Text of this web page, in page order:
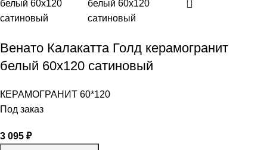
Венато Калакатта Голд керамогранит
белый 60х120 сатиновый
КЕРАМОГРАНИТ 60*120
Под заказ
3 095 ₽